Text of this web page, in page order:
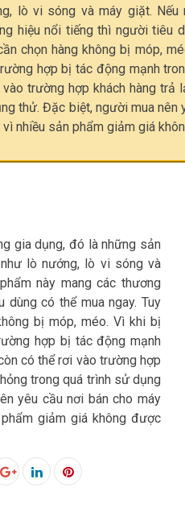
lò vi sóng và máy giặt. Nếu
hiệu nổi tiếng thì người tiêu
chọn hàng không bị móp,
hợp bị tác động mạnh
trường hợp khách hàng trả
thử. Đặc biệt, người mua nên
vì nhiều sản phẩm giảm giá
gia dụng, đó là những sản
lò nướng, lò vi sóng và
này mang các thương
có thể mua ngay. Tuy
bị móp, méo. Vì khi bị
hợp bị tác động mạnh
có thể rơi vào trường hợp
trong quá trình sử dụng
yêu cầu nơi bán cho máy
giảm giá không được